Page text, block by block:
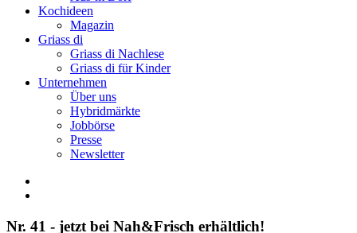
Kochideen
Magazin
Griass di
Griass di Nachlese
Griass di für Kinder
Unternehmen
Über uns
Hybridmärkte
Jobbörse
Presse
Newsletter
Nr. 41 - jetzt bei Nah&Frisch erhältlich!